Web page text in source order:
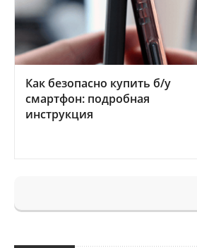
Как безопасно купить б/у
смартфон: подробная
инструкция